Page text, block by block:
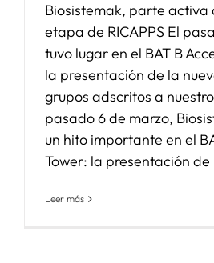
Biosistemak, parte activa
etapa de RICAPPS El
tuvo lugar en el BAT B
la presentación de la
grupos adscritos a
pasado 6 de marzo,
un hito importante en el
Tower: la presentación de
Leer más